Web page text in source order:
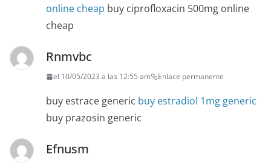
online cheap buy ciprofloxacin 500mg online
cheap
Rnmvbc
el 10/05/2023 a las 12:55 am Enlace permanente
buy estrace generic buy estradiol 1mg generic
buy prazosin generic
Efnusm